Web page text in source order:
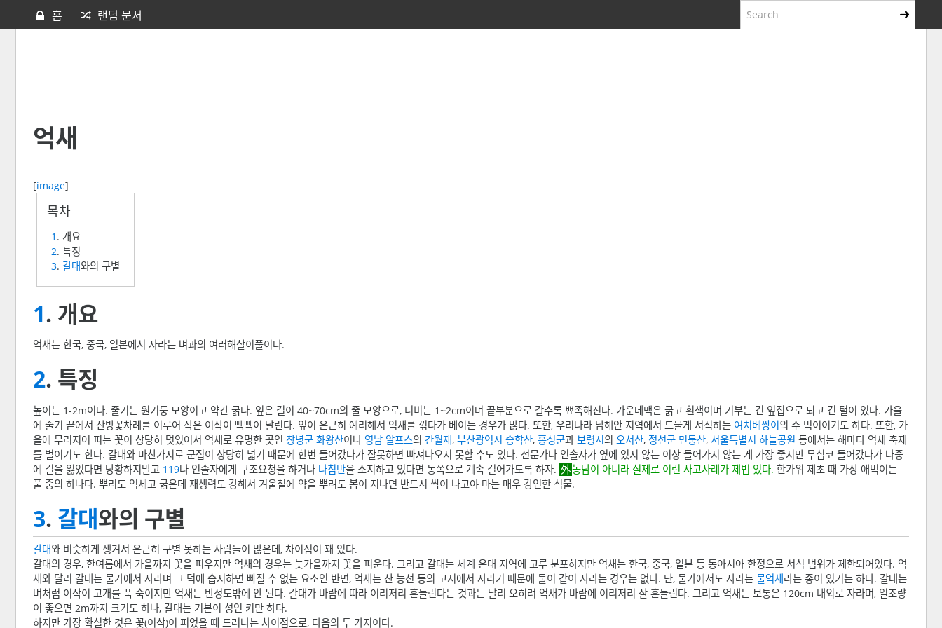
홈 랜덤 문서
억새
[image]
1 . 개요
2. 특징
3. 갈대와의 구별
1. 개요
억새는 한국, 중국, 일본에서 자라는 벼과의 여러해살이풀이다.
2. 특징
높이는 1-2m이다. 줄기는 원기둥 모양이고 약간 굵다. 잎은 길이 40~70cm의 줄 모양으로, 너비는 1~2cm이며 끝부분으로 갈수록 뾰족해진다. 가운데맥은 굵고 흰색이며 기부는 긴 잎집으로 되고 긴 털이 있다. 가을
에 줄기 끝에서 산방꽃차례를 이루어 작은 이삭이 빽빽이 달린다. 잎이 은근히 예리해서 억새를 꺾다가 베이는 경우가 많다. 또한, 우리나라 남해안 지역에서 드물게 서식하는 여치베짱이의 주 먹이이기도 하다. 또한, 가
을에 무리지어 피는 꽃이 상당히 멋있어서 억새로 유명한 곳인 창녕군 화왕산이나 영남 알프스의 간월재, 부산광역시 승학산, 홍성군과 보령시의 오서산, 정선군 민둥산, 서울특별시 하늘공원 등에서는 해마다 억세 축제
를 벌이기도 한다. 갈대와 마찬가지로 군집이 상당히 넓기 때문에 한번 들어갔다가 잘못하면 빠져나오지 못할 수도 있다. 전문가나 인솔자가 옆에 있지 않는 이상 들어가지 않는 게 가장 좋지만 무심코 들어갔다가 나중
에 길을 잃었다면 당황하지말고 119나 인솔자에게 구조요청을 하거나 나침반을 소지하고 있다면 동쪽으로 계속 걸어가도록 하자. 농담이 아니라 실제로 이런 사고사례가 제법 있다. 한가위 제초 때 가장 애먹이는
풀 중의 하나다. 뿌리도 억세고 굵은데 재생력도 강해서 겨울철에 약을 뿌려도 봄이 지나면 반드시 싹이 나고야 마는 매우 강인한 식물.
3. 갈대와의 구별
갈대와 비슷하게 생겨서 은근히 구별 못하는 사람들이 많은데, 차이점이 꽤 있다.
갈대의 경우, 한여름에서 가을까지 꽃을 피우지만 억새의 경우는 늦가을까지 꽃을 피운다. 그리고 갈대는 세계 온대 지역에 고루 분포하지만 억새는 한국, 중국, 일본 등 동아시아 한정으로 서식 범위가 제한되어있다. 억
새와 달리 갈대는 물가에서 자라며 그 덕에 습지하면 빠질 수 없는 요소인 반면, 억새는 산 능선 등의 고지에서 자라기 때문에 둘이 같이 자라는 경우는 없다. 단, 물가에서도 자라는 물억새라는 종이 있기는 하다. 갈대는
벼처럼 이삭이 고개를 푹 숙이지만 억새는 반정도밖에 안 된다. 갈대가 바람에 따라 이리저리 흔들린다는 것과는 달리 오히려 억새가 바람에 이리저리 잘 흔들린다. 그리고 억새는 보통은 120cm 내외로 자라며, 일조량
이 좋으면 2m까지 크기도 하나, 갈대는 기본이 성인 키만 하다.
하지만 가장 확실한 것은 꽃(이삭)이 피었을 때 드러나는 차이점으로, 다음의 두 가지이다.